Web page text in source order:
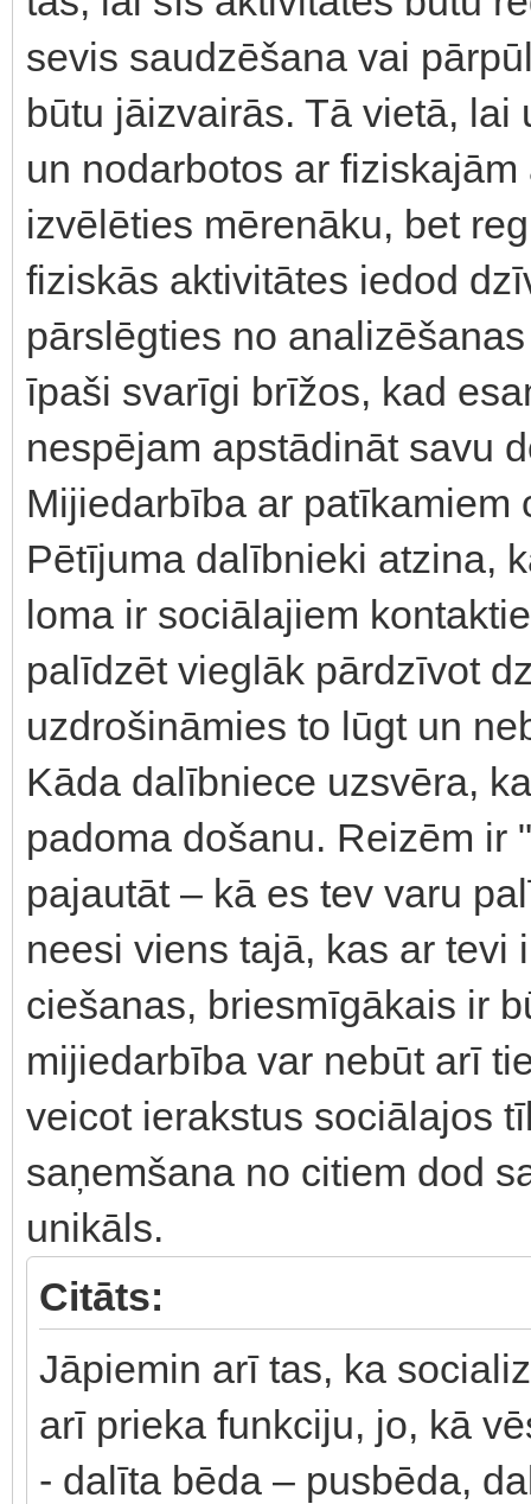
sevis saudzēšana vai
būtu jāizvairās. Tā vietā,
un nodarbotos ar
izvēlēties mērenāku, bet
fiziskās aktivitātes iedod
pārslēgties no
īpaši svarīgi brīžos, kad
nespējam apstādināt savu
Mijiedarbība ar patīkamiem
Pētījuma dalībnieki atzina,
loma ir sociālajiem
palīdzēt vieglāk pārdzīvot
uzdrošināmies to lūgt un
Kāda dalībniece uzsvēra,
padoma došanu. Reizēm ir
pajautāt – kā es tev varu
neesi viens tajā, kas ar tevi
ciešanas, briesmīgākais ir
mijiedarbība var nebūt arī
veicot ierakstus sociālajos
saņemšana no citiem dod
unikāls.
Citāts:
Jāpiemin arī tas, ka
arī prieka funkciju, jo, kā
- dalīta bēda – pusbēda,